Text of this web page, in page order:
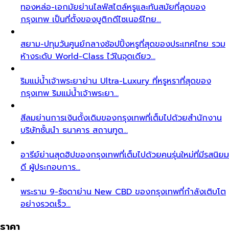
ทองหล่อ-เอกมัยย่านไลฟ์สไตล์หรูและทันสมัยที่สุดของ
กรุงเทพ เป็นที่ตั้งของบูติกดีไซเนอร์ไทย…
สยาม-ปทุมวันศูนย์กลางช้อปปิ้งหรูที่สุดของประเทศไทย รวม
ห้างระดับ World-Class ไว้ในจุดเดียว…
ริมแม่น้ำเจ้าพระยาย่าน Ultra-Luxury ที่หรูหราที่สุดของ
กรุงเทพ ริมแม่น้ำเจ้าพระยา…
สีลมย่านการเงินดั้งเดิมของกรุงเทพที่เต็มไปด้วยสำนักงาน
บริษัทชั้นนำ ธนาคาร สถานทูต…
อารีย์ย่านสุดฮิปของกรุงเทพที่เต็มไปด้วยคนรุ่นใหม่ที่มีรสนิยม
ดี ผู้ประกอบการ…
พระราม 9-รัชดาย่าน New CBD ของกรุงเทพที่กำลังเติบโต
อย่างรวดเร็ว…
ราคา